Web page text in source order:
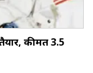
कीमत 3.5